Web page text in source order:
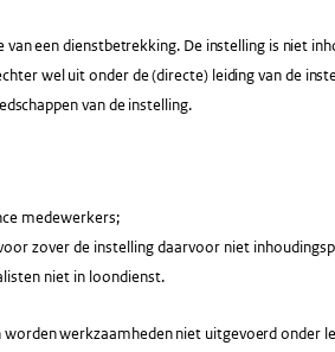
van een dienstbetrekking. De instelling is niet
wel uit onder de (directe) leiding van de
van de instelling.
medewerkers;
zover de instelling daarvoor niet
niet in loondienst.
werkzaamheden niet uitgevoerd onder